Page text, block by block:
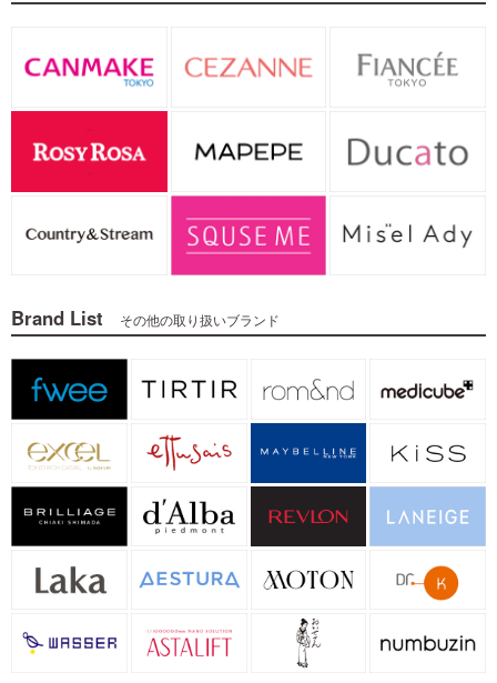
Brand List その他の取り扱いブランド